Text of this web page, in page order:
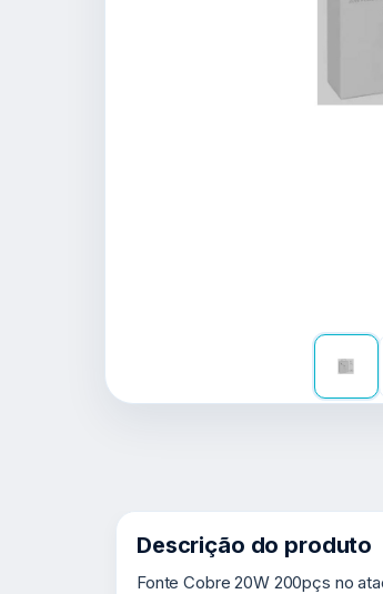
Descrição do produto
Fonte Cobre 20W 200pçs no